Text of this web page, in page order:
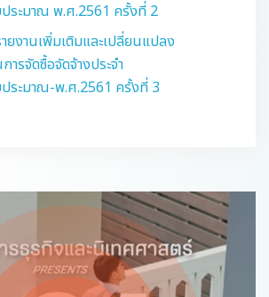
ระมาณ พ.ศ.2561 ครั้งที่ 2
ยงานเพิ่มเติมและเปลี่ยนแปลง
ารจัดซื้อจัดจ้างประจำ
ระมาณ-พ.ศ.2561 ครั้งที่ 3